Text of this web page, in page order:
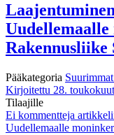
Rakennusliike
Pääkategoria
Kirjoitettu 28.
Tilaajille
Ei kommentteja
Uudellemaalle